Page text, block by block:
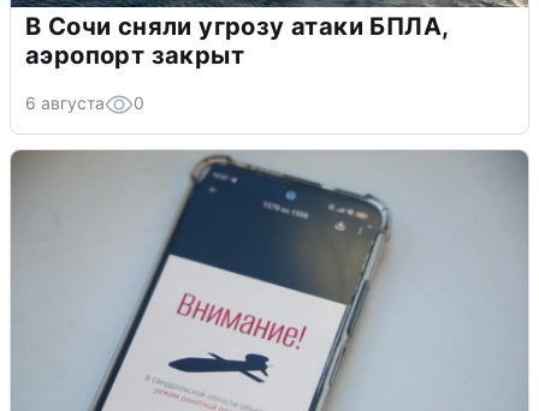
В Сочи сняли угрозу атаки БПЛА,
аэропорт закрыт
6 августа 0